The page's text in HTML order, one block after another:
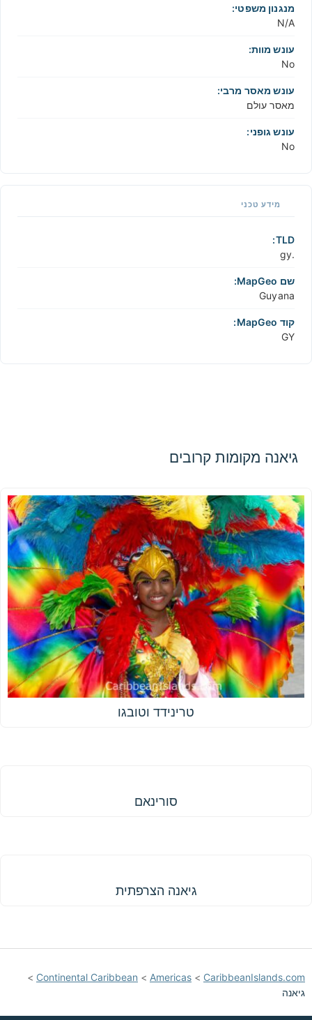
מנגנון משפטי:
N/A
עונש מוות:
No
עונש מאסר מרבי:
מאסר עולם
עונש גופני:
No
מידע טכני
TLD:
.gy
שם MapGeo:
Guyana
קוד MapGeo:
GY
גיאנה מקומות קרובים
טרינידד וטובגו
סורינאם
גיאנה הצרפתית
CaribbeanIslands.com
>
Americas
>
Continental Caribbean
>
גיאנה